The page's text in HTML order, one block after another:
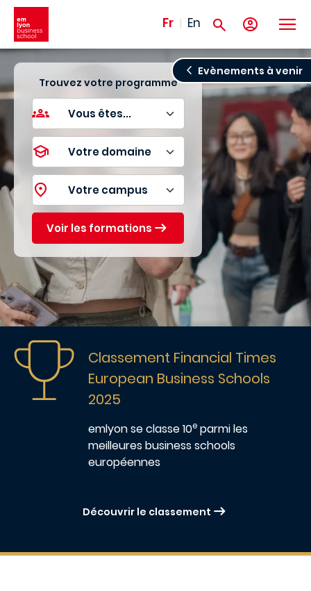
Aller au contenu principal
Fr En
Evènements à venir
Trouvez votre programme
Voir les formations
Image
Classement Financial Times
European Business Schools
2025
emlyonse classe 10e parmi les
meilleures business schools
européennes
Découvrir le classement